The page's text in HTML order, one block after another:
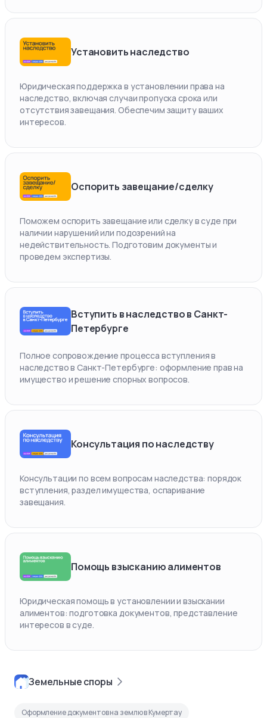
Установить наследство
Юридическая поддержка в установлении права на
наследство, включая случаи пропуска срока или
отсутствия завещания. Обеспечим защиту ваших
интересов.
Оспорить завещание/сделку
Поможем оспорить завещание или сделку в суде при
наличии нарушений или подозрений на
недействительность. Подготовим документы и
проведем экспертизы.
Вступить в наследство в Санкт-
Петербурге
Полное сопровождение процесса вступления в
наследство в Санкт-Петербурге: оформление прав на
имущество и решение спорных вопросов.
Консультация по наследству
Консультации по всем вопросам наследства: порядок
вступления, раздел имущества, оспаривание
завещания.
Помощь взысканию алиментов
Юридическая помощь в установлении и взыскании
алиментов: подготовка документов, представление
интересов в суде.
Земельные споры
Оформление документов на землю в Кумертау